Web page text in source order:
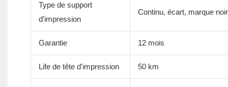
Type de support
d'impression
Continu, écart, marque
Garantie 12 mois
Life de tête d'impression 50 km